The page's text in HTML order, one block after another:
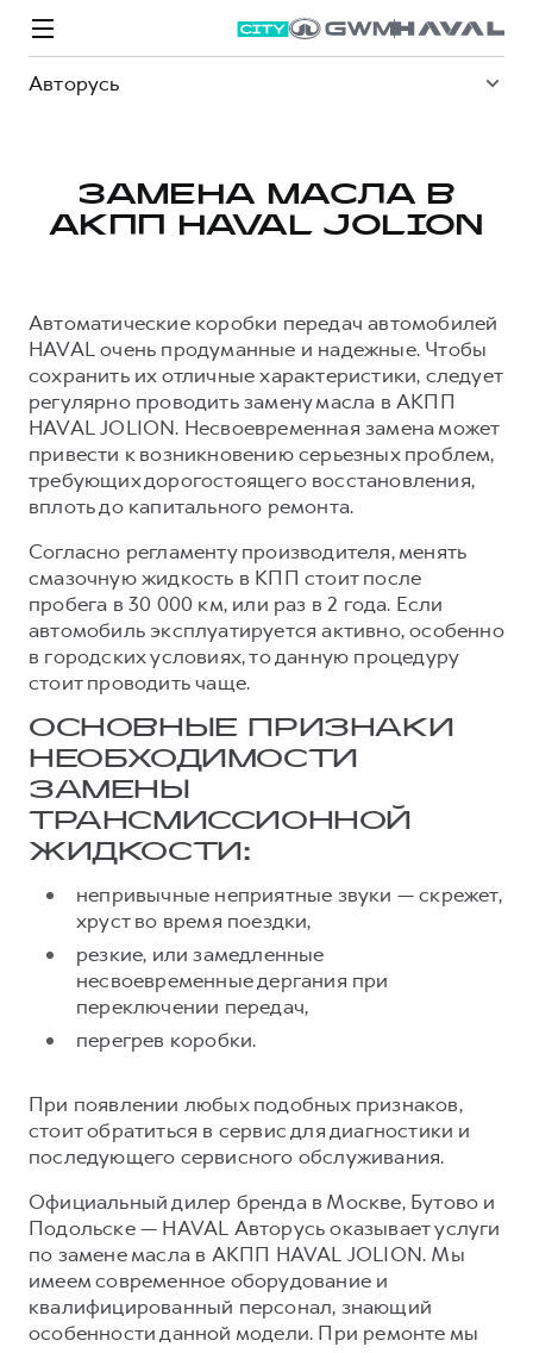
Авторусь
M6
от 2 049 000 ₽
JOLION
от 2 049 000 ₽
DARGO
от 3 199 000 ₽
DARGO X
от 3 499 000 ₽
от 2 899 000 ₽
F7X
POER
ВЫБОР И ПОКУПКА
Автомобили в наличии
Конфигуратор HAVAL
Аксессуары HAVAL
Каталоги и прайс-листы
Тест-драйв
Трейд-ин
КРЕДИТ И СТРАХОВАНИЕ
Кредитный калькулятор
Страхование
Кредит
Для малого бизнеса
Корпоративным клиентам
Крупным корпоративным клиентам
Система управления автопарком
HAVAL Лизинг
Автомобильные аксессуары
Коллекция CITY
Коллекция Базовая
Коллекция Детская
СЕРВИС
Все о сервисе
Запись на сервис
Моторное масло
Стоимость ТО
СЕРВИСНОЕ ОБСЛУЖИВАНИЕ
Нулевое ТО
Программа «Помощь на дороге»
Регламенты технического обслуживания
Электронный ПТС
ПОДДЕРЖКА
GWM Безопасность
Мобильное приложение GWM
Программа «HAVAL Защита+»
Руководства по эксплуатации
Подписки
АКСЕССУАРЫ HAVAL
Автомобильные аксессуары
Коллекция Базовая
Коллекция Детская
СПЕЦПРЕДЛОЖЕНИЯ
Покупателям
Владельцам
БРЕНД HAVAL
О бренде
Новости
О GWM
О дилере
Наша команда
Контакты
ЗАМЕНА МАСЛА В
АКПП HAVAL JOLION
Автоматические коробки передач автомобилей
HAVAL очень продуманные и надежные. Чтобы
сохранить их отличные характеристики, следует
регулярно проводить замену масла в АКПП
HAVAL JOLION. Несвоевременная замена может
привести к возникновению серьезных проблем,
требующих дорогостоящего восстановления,
вплоть до капитального ремонта.
Согласно регламенту производителя, менять
смазочную жидкость в КПП стоит после
пробега в 30 000 км, или раз в 2 года. Если
автомобиль эксплуатируется активно, особенно
в городских условиях, то данную процедуру
стоит проводить чаще.
ОСНОВНЫЕ ПРИЗНАКИ
НЕОБХОДИМОСТИ
ЗАМЕНЫ
ТРАНСМИССИОННОЙ
ЖИДКОСТИ:
непривычные неприятные звуки — скрежет,
хруст во время поездки,
резкие, или замедленные
несвоевременные дергания при
переключении передач,
перегрев коробки.
При появлении любых подобных признаков,
стоит обратиться в сервис для диагностики и
последующего сервисного обслуживания.
Официальный дилер бренда в Москве, Бутово и
Подольске — HAVAL Авторусь оказывает услуги
по замене масла в АКПП HAVAL JOLION. Мы
имеем современное оборудование и
квалифицированный персонал, знающий
особенности данной модели. При ремонте мы